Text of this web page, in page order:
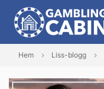
Hem Liss-blogg